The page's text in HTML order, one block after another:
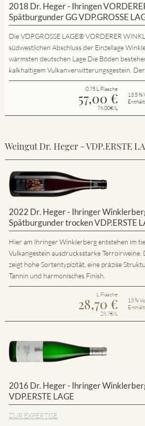
2018 Dr. Heger - Ihringen
Spätburgunder GG VDP.GROSSE
Die VDP.GROSSE LAGE® VORDERER
südwestlichen Abschluss der Einzellage
wärmsten deutschen Lage.Die Böden
kalkhaltigem Vulkanverwitterungsgestein. Der...
0.75 L Flasche
57,00 €
76.00€/L
13.5 %
Enthält
Weingut Dr. Heger - VDP.ERSTE
2022 Dr. Heger - Ihringer
Spätburgunder trocken VDP.ERSTE
Hier am Ihringer Winklerberg entstehen im
Vulkangestein ausdrucksstarke Terroirweine.
zeigt hohe Sortentypizität, eine präzise
Tannin und harmonisches Finish.
L Flasche
28,70 €
28.7€/L
13 %
Enthält
2016 Dr. Heger - Ihringer
VDP.ERSTE LAGE
ZUR EXPERTISE